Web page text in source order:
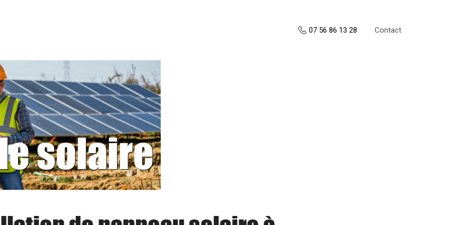
07 56 86 13 28 Contact
solaire